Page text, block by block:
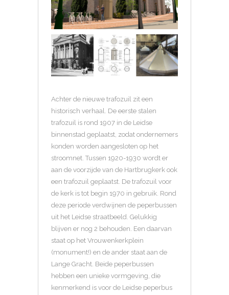
Achter de nieuwe trafozuil zit een
historisch verhaal. De eerste stalen
trafozuil is rond 1907 in de Leidse
binnenstad geplaatst, zodat ondernemers
konden worden aangesloten op het
stroomnet. Tussen 1920-1930 wordt er
aan de voorzijde van de Hartbrugkerk ook
een trafozuil geplaatst. De trafozuil voor
de kerk is tot begin 1970 in gebruik. Rond
deze periode verdwijnen de peperbussen
uit het Leidse straatbeeld. Gelukkig
blijven er nog 2 behouden. Een daarvan
staat op het Vrouwenkerkplein
(monument!) en de ander staat aan de
Lange Gracht. Beide peperbussen
hebben een unieke vormgeving, die
kenmerkend is voor de Leidse peperbus